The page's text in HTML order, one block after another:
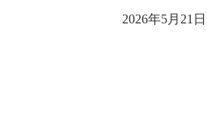
2026年5月21日